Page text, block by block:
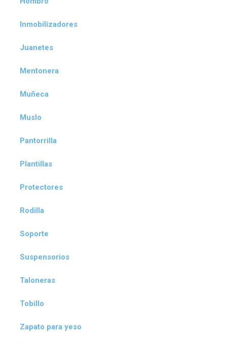
Inmobilizadores
Juanetes
Mentonera
Muñeca
Muslo
Pantorrilla
Plantillas
Protectores
Rodilla
Soporte
Suspensorios
Taloneras
Tobillo
Zapato para yeso